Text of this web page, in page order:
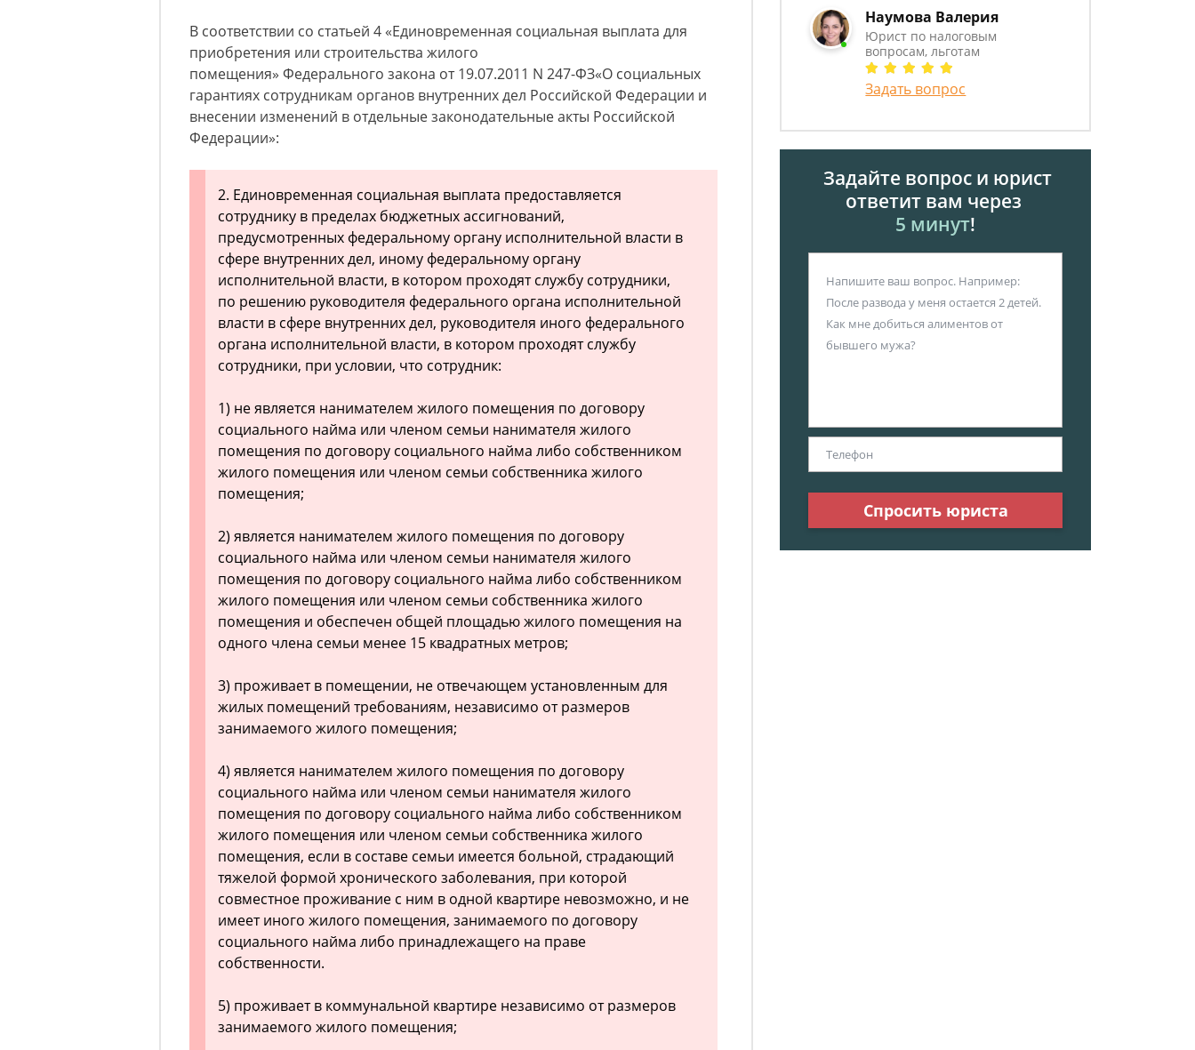
В соответствии со статьей 4 «Единовременная социальная выплата для
приобретения или строительства жилого
помещения» Федерального закона от 19.07.2011 N 247-ФЗ«О социальных
гарантиях сотрудникам органов внутренних дел Российской Федерации и
внесении изменений в отдельные законодательные акты Российской
Федерации»:
2. Единовременная социальная выплата предоставляется
сотруднику в пределах бюджетных ассигнований,
предусмотренных федеральному органу исполнительной власти в
сфере внутренних дел, иному федеральному органу
исполнительной власти, в котором проходят службу сотрудники,
по решению руководителя федерального органа исполнительной
власти в сфере внутренних дел, руководителя иного федерального
органа исполнительной власти, в котором проходят службу
сотрудники, при условии, что сотрудник:
1) не является нанимателем жилого помещения по договору
социального найма или членом семьи нанимателя жилого
помещения по договору социального найма либо собственником
жилого помещения или членом семьи собственника жилого
помещения;
2) является нанимателем жилого помещения по договору
социального найма или членом семьи нанимателя жилого
помещения по договору социального найма либо собственником
жилого помещения или членом семьи собственника жилого
помещения и обеспечен общей площадью жилого помещения на
одного члена семьи менее 15 квадратных метров;
3) проживает в помещении, не отвечающем установленным для
жилых помещений требованиям, независимо от размеров
занимаемого жилого помещения;
4) является нанимателем жилого помещения по договору
социального найма или членом семьи нанимателя жилого
помещения по договору социального найма либо собственником
жилого помещения или членом семьи собственника жилого
помещения, если в составе семьи имеется больной, страдающий
тяжелой формой хронического заболевания, при которой
совместное проживание с ним в одной квартире невозможно, и не
имеет иного жилого помещения, занимаемого по договору
социального найма либо принадлежащего на праве
собственности.
5) проживает в коммунальной квартире независимо от размеров
занимаемого жилого помещения;
Наумова Валерия
Юрист по налоговым
вопросам, льготам
Задать вопрос
Задайте вопрос и юрист
ответит вам через
5 минут!
Спросить юриста